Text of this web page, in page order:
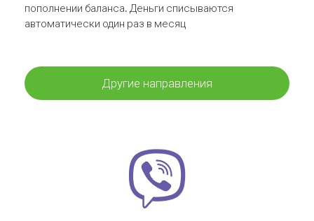
пополнении баланса. Деньги списываются
автоматически один раз в месяц
Другие направления